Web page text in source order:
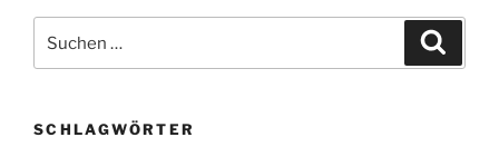
nach:
SCHLAGWÖRTER